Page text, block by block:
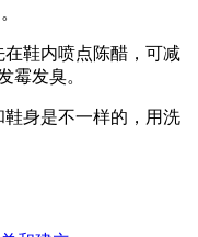
鞋内喷点陈醋，可减
霉发臭。
身是不一样的，用洗